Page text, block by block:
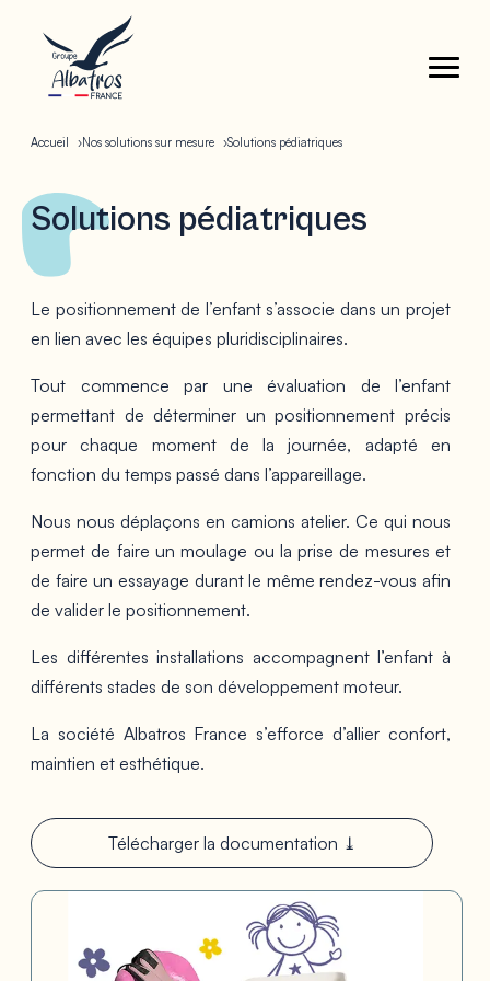
Accueil Nos solutions sur mesure Solutions pédiatriques
Solutions pédiatriques
Le positionnement de l’enfant s’associe dans un projet
en lien avec les équipes pluridisciplinaires.
Tout commence par une évaluation de l’enfant
permettant de déterminer un positionnement précis
pour chaque moment de la journée, adapté en
fonction du temps passé dans l’appareillage.
Nous nous déplaçons en camions atelier. Ce qui nous
permet de faire un moulage ou la prise de mesures et
de faire un essayage durant le même rendez-vous afin
de valider le positionnement.
Les différentes installations accompagnent l’enfant à
différents stades de son développement moteur.
La société Albatros France s’efforce d’allier confort,
maintien et esthétique.
Télécharger la documentation ⤓